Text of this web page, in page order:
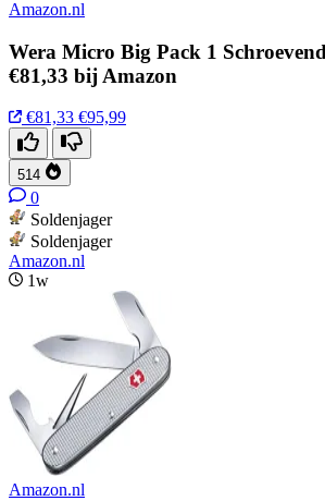
Amazon.nl
Wera Micro Big Pack 1
€81,33 bij Amazon
€81,33 €95,99
514
0
Soldenjager
Soldenjager
Amazon.nl
1w
Amazon.nl